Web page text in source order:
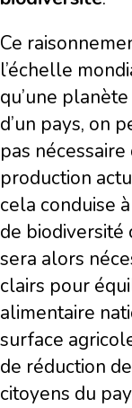
Ce
l’échelle
qu’une
d’un pays, on
pas
production
cela conduise
de biodiversité
sera alors
clairs pour
alimentaire
surface
de réduction
citoyens du